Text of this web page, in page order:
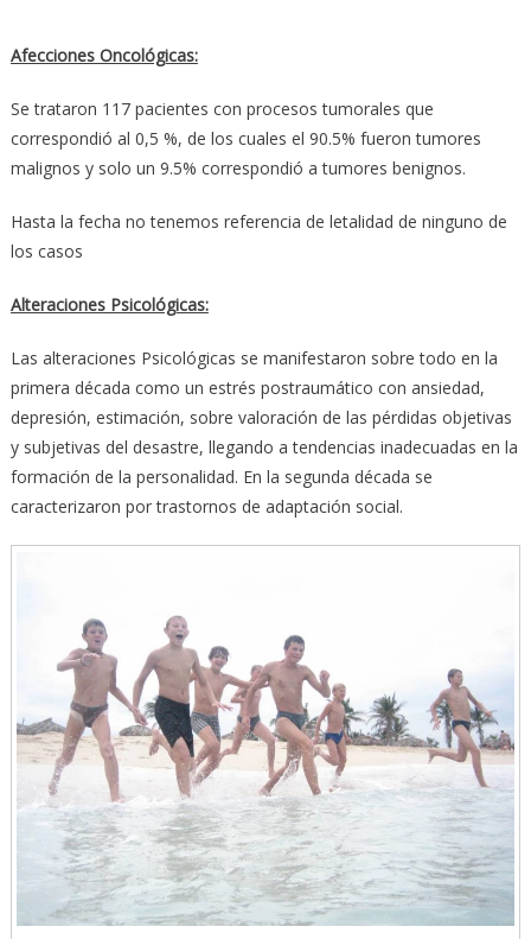
Afecciones Oncológicas:
Se trataron 117 pacientes con procesos tumorales que
correspondió al 0,5 %, de los cuales el 90.5% fueron tumores
malignos y solo un 9.5% correspondió a tumores benignos.
Hasta la fecha no tenemos referencia de letalidad de ninguno de
los casos
Alteraciones Psicológicas:
Las alteraciones Psicológicas se manifestaron sobre todo en la
primera década como un estrés postraumático con ansiedad,
depresión, estimación, sobre valoración de las pérdidas objetivas
y subjetivas del desastre, llegando a tendencias inadecuadas en la
formación de la personalidad. En la segunda década se
caracterizaron por trastornos de adaptación social.